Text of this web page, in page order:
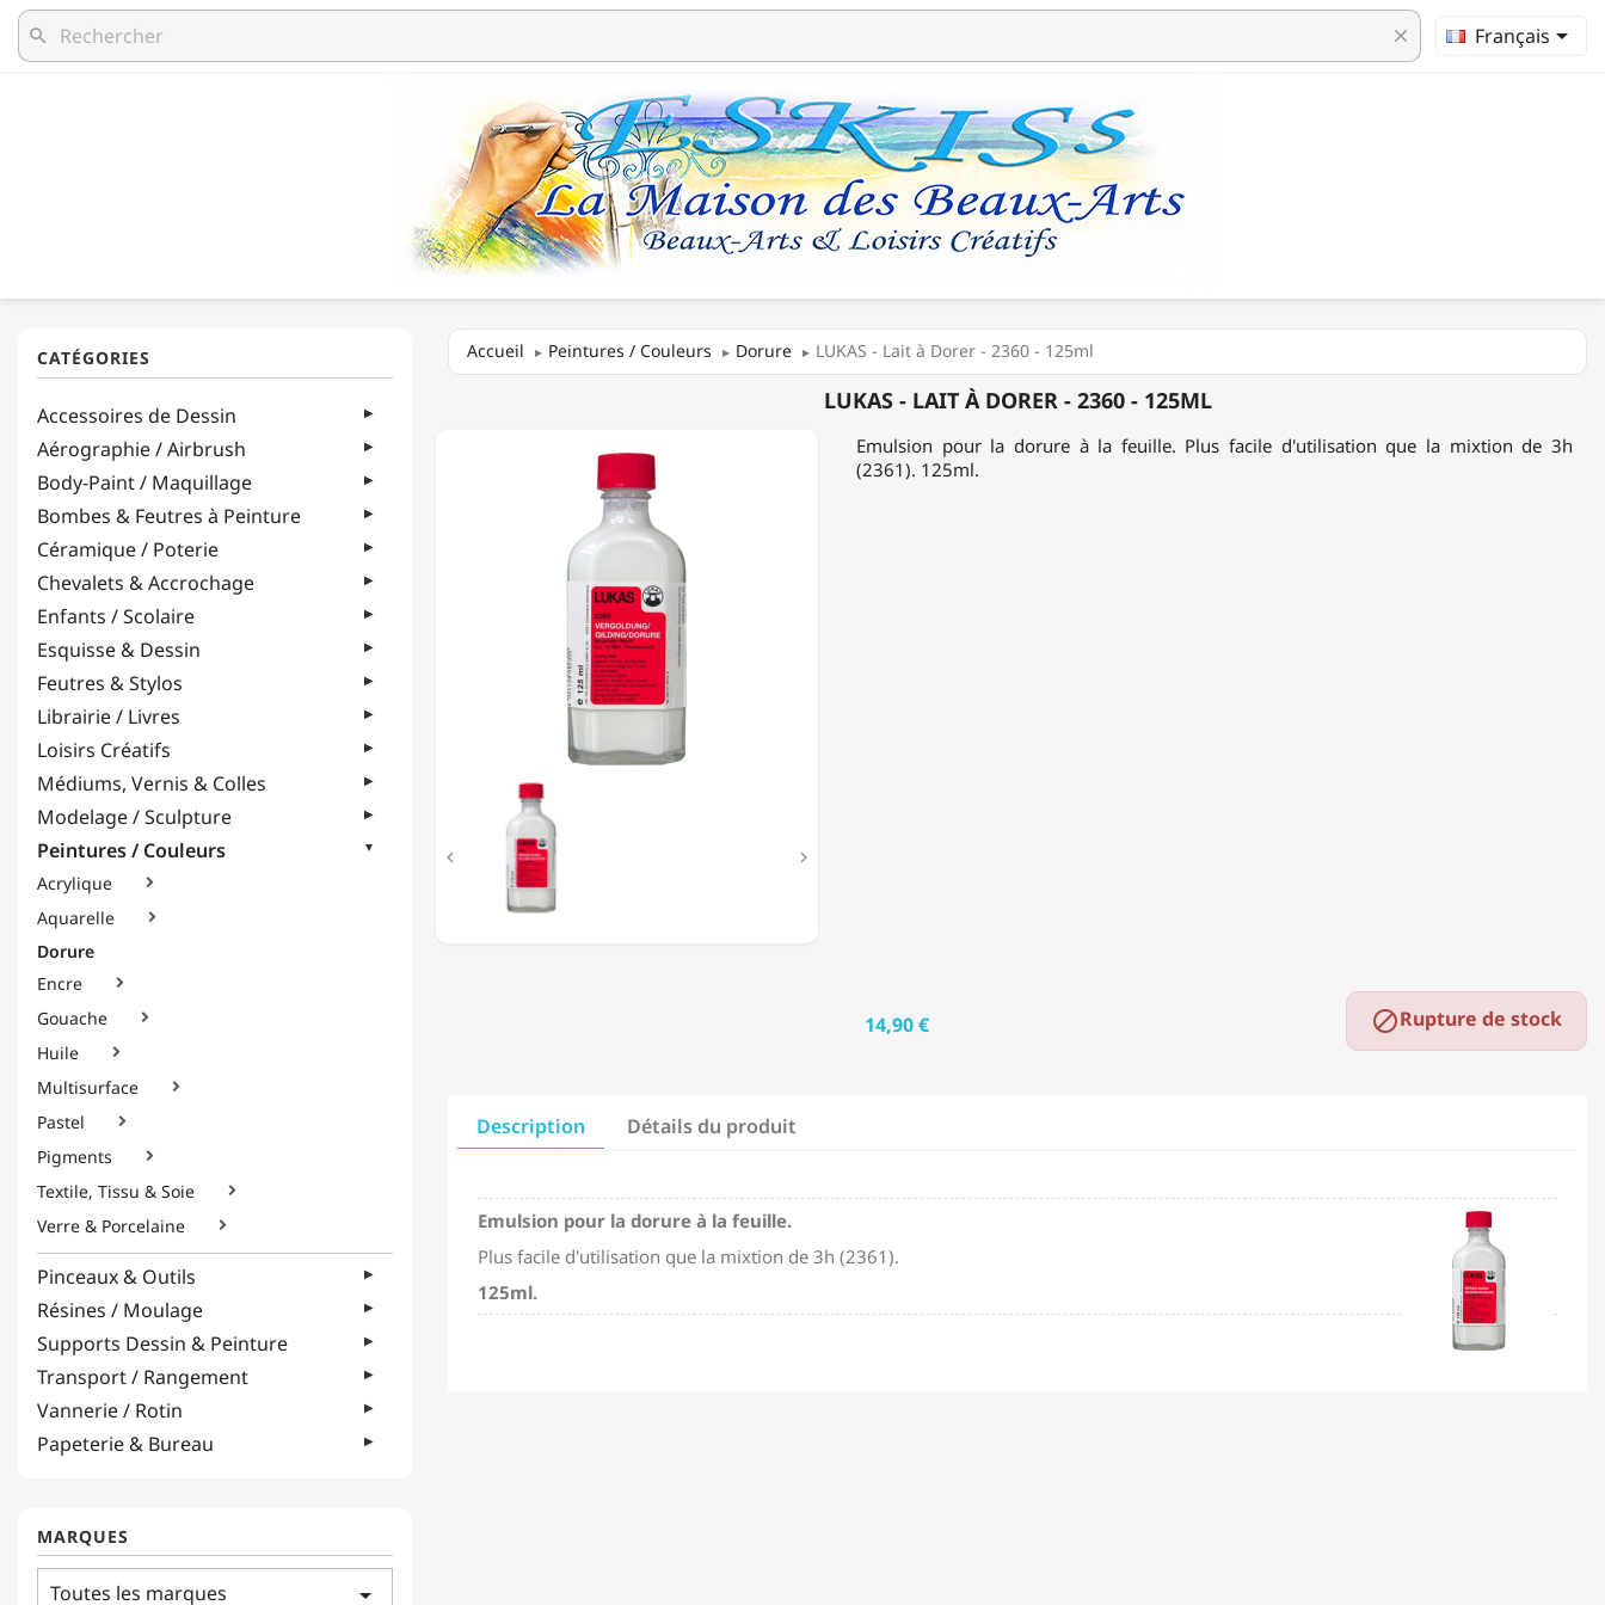
search clear Français
Accessoires de Dessin
Aérographie / Airbrush
Body-Paint / Maquillage
Bombes & Feutres à Peinture
Céramique / Poterie
Chevalets & Accrochage
Enfants / Scolaire
Esquisse & Dessin
Feutres & Stylos
Librairie / Livres
Loisirs Créatifs
Médiums, Vernis & Colles
Modelage / Sculpture
Peintures / Couleurs
Acrylique 
Aquarelle 
Dorure
Encre

Gouache 
Huile 
Multisurface 
Pastel 
Pigments 
Textile, Tissu & Soie 
Verre & Porcelaine 
Pinceaux & Outils
Résines / Moulage
Supports Dessin & Peinture
Transport / Rangement
Vannerie / Rotin
Papeterie & Bureau
MARQUES
Toutes les marques arrow_drop_down
Accueil Peintures / Couleurs Dorure LUKAS - Lait à Dorer - 2360 - 125ml
LUKAS - LAIT À DORER - 2360 - 125ML
 
Emulsion pour la dorure à la feuille. Plus facile d'utilisation que la mixtion de 3h
(2361). 125ml.
14,90 € Rupture de stock
Description Détails du produit
Emulsion pour la dorure à la feuille.
Plus facile d'utilisation que la mixtion de 3h (2361).
125ml.